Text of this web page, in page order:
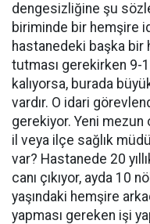
dengesizliğine şu
biriminde bir hemşire
hastanedeki başka bir
tutması gerekirken 9-
kalıyorsa, burada
vardır. O idari
gerekiyor. Yeni
il veya ilçe sağlık
var? Hastanede 20
canı çıkıyor, ayda 10
yaşındaki hemşire
yapması gereken işi